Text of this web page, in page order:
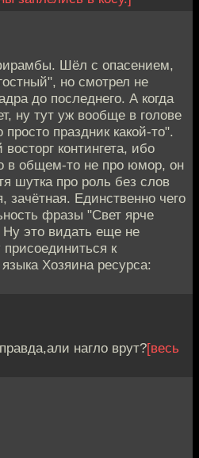
Шёл с опасением,
но смотрел не
до последнего. А когда
ну тут уж вообще в голове
праздник какой-то".
контингета, ибо
в общем-то не про юмор, он
шутка про роль без слов
Единственно чего
фразы "Свет ярче
Ну это видать еще не
к
Хозяина ресурса:
нагло врут?[весь